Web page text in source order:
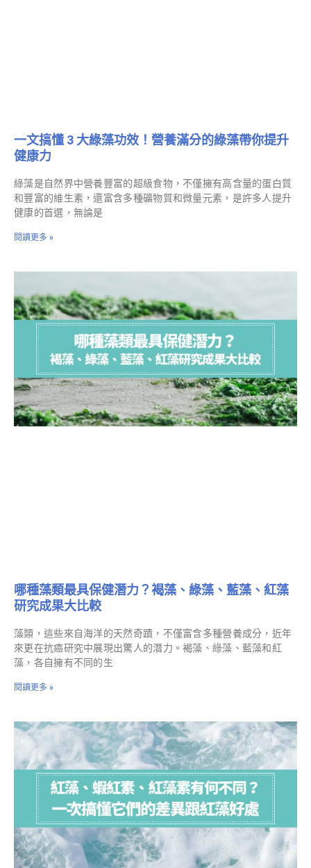
一文搞懂 3 大綠藻功效！營養滿分的綠藻帶你提升
健康力
綠藻是自然界中營養豐富的超級食物，不僅擁有高含量的蛋白質
和豐富的維生素，還富含多種礦物質和微量元素，是許多人提升
健康的首選，無論是
閱讀更多 »
哪種藻類最具保健潛力？褐藻、綠藻、藍藻、紅藻
研究成果大比較
藻類，這些來自海洋的天然奇蹟，不僅富含多種營養成分，近年
來更在抗癌研究中展現出驚人的潛力。褐藻、綠藻、藍藻和紅
藻，各自擁有不同的生
閱讀更多 »